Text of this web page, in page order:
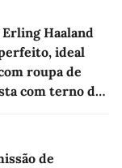
Haaland
ideal
roupa de
com terno de
de